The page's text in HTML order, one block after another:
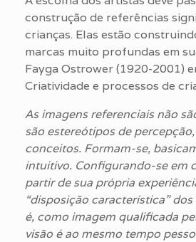
construção de referências
crianças. Elas estão
marcas muito profundas em
Fayga Ostrower (1920-2001)
Criatividade e processos de
As imagens referenciais não
são estereótipos de
conceitos. Formam-se,
intuitivo. Configurando-se em
partir de sua própria
“disposição característica” dos
é, como imagem qualificada
visão é ao mesmo tempo